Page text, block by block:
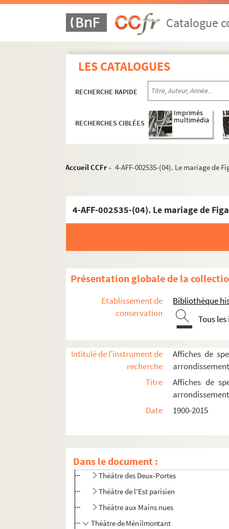
Catalogue
LES CATALOGUES
RECHERCHE RAPIDE
RECHERCHES CIBLÉES
Imprimés
multimédia
Accueil CCFr > 4-AFF-002535-(04). Le mariage de
4-AFF-002535-(04). Le mariage de
Présentation globale de la
Etablissement de
conservation
Bibliothèque
Tous
Intitulé de l'instrument de
recherche
Affiches de
Titre
Affiches de
Date
1900-2015
Dans le document :
18e arrondissement
19e arrondissement
20e arrondissement
La Bellevilloise
Espace Confluences
La Flèche d'or
La Maroquinerie
Église Notre-Dame-de-la-Croix-de-
Studio de l'Ermitage
Théâtre national de la Colline
Théâtre des Deux-Portes
Théâtre de l'Est parisien
Théâtre aux Mains nues
Théâtre de Ménilmontant